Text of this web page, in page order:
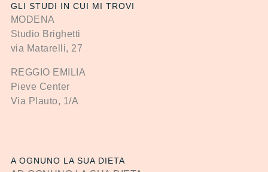
GLI STUDI IN CUI MI TROVI
MODENA
Studio Brighetti
via Matarelli, 27
REGGIO EMILIA
Pieve Center
Via Plauto, 1/A
A OGNUNO LA SUA DIETA